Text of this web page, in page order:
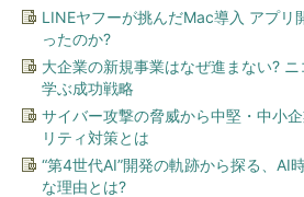
LINEヤフーが挑んだMac導入 アプリ
ったのか?
大企業の新規事業はなぜ進まない?
学ぶ成功戦略
サイバー攻撃の脅威から中堅・中小
リティ対策とは
“第4世代AI”開発の軌跡から探る、AI
な理由とは?